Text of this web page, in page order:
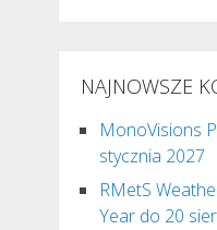
NAJNOWSZE
MonoVisions
stycznia 2027
RMetS
Year do 20